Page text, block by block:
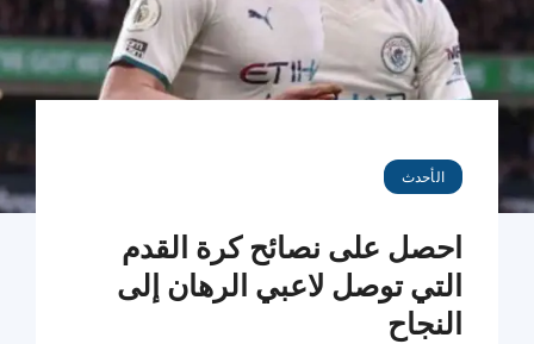
الأحدث
احصل على نصائح كرة القدم
التي توصل لاعبي الرهان إلى
النجاح